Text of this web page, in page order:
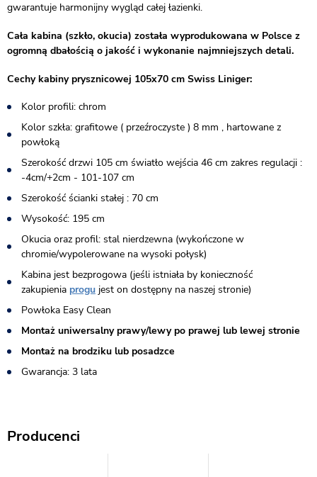
gwarantuje harmonijny wygląd całej łazienki.
Cała kabina (szkło, okucia) została wyprodukowana w Polsce z
ogromną dbałością o jakość i wykonanie najmniejszych detali.
Cechy kabiny prysznicowej 105x70 cm Swiss Liniger:
Kolor profili: chrom
Kolor szkła: grafitowe ( przeźroczyste ) 8 mm , hartowane z
powłoką
Szerokość drzwi 105 cm światło wejścia 46 cm zakres regulacji :
-4cm/+2cm - 101-107 cm
Szerokość ścianki stałej : 70 cm
Wysokość: 195 cm
Okucia oraz profil: stal nierdzewna (wykończone w
chromie/wypolerowane na wysoki połysk)
Kabina jest bezprogowa (jeśli istniała by konieczność
zakupienia progu jest on dostępny na naszej stronie)​
Powłoka Easy Clean
Montaż uniwersalny prawy/lewy po prawej lub lewej stronie
Montaż na brodziku lub posadzce
Gwarancja: 3 lata
Producenci